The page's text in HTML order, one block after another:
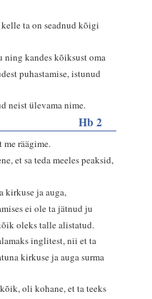
ta on seadnud kõigi
ning kandes kõiksust oma
puhastamise, istunud
neist ülevama nime.
Hb 2
räägime.
et sa teda meeles peaksid,
kirkuse ja auga,
ei ole ta jätnud ju
oleks talle alistatud.
inglitest, nii et ta
kirkuse ja auga surma
oli kohane, et ta teeks